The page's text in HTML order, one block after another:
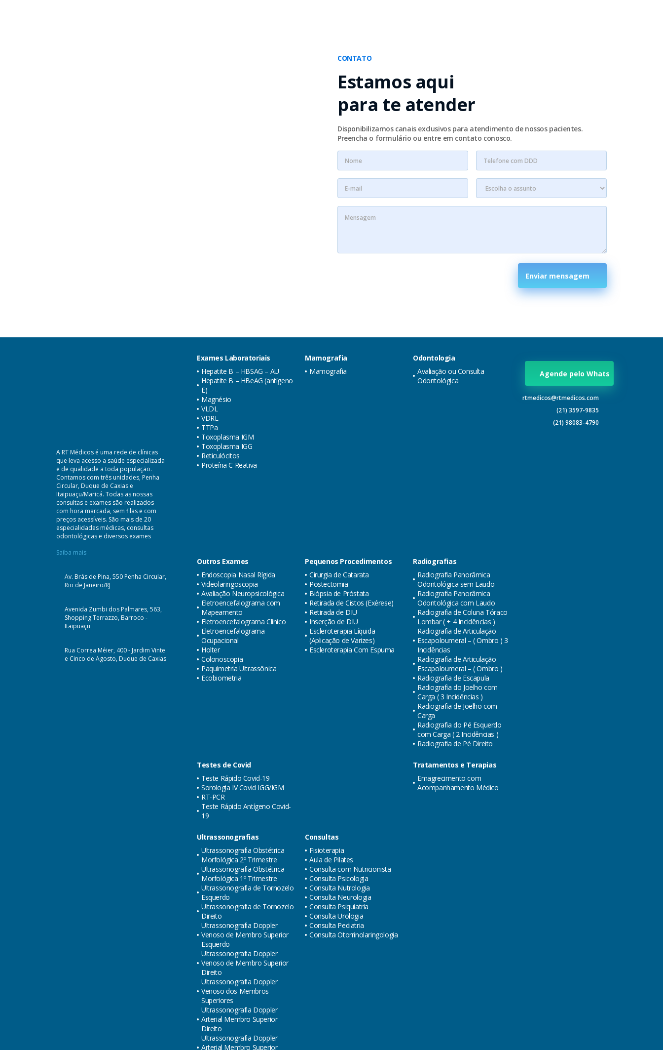
CONTATO
Estamos aqui
para te atender
Disponibilizamos canais exclusivos para atendimento de nossos pacientes.
Preencha o formulário ou entre em contato conosco.
Enviar mensagem
A RT Médicos é uma rede de clínicas
que leva acesso a saúde especializada
e de qualidade a toda população.
Contamos com três unidades, Penha
Circular, Duque de Caxias e
Itaipuaçu/Maricá. Todas as nossas
consultas e exames são realizados
com hora marcada, sem filas e com
preços acessíveis. São mais de 20
especialidades médicas, consultas
odontológicas e diversos exames
Saiba mais
Av. Brás de Pina, 550 Penha Circular,
Rio de Janeiro/RJ
Avenida Zumbi dos Palmares, 563,
Shopping Terrazzo, Barroco -
Itaipuaçu
Rua Correa Méier, 400 - Jardim Vinte
e Cinco de Agosto, Duque de Caxias
Exames Laboratoriais
Hepatite B – HBSAG – AU
Hepatite B – HBeAG (antígeno
E)
Magnésio
VLDL
VDRL
TTPa
Toxoplasma IGM
Toxoplasma IGG
Reticulócitos
Proteína C Reativa
Mamografia
Mamografia
Odontologia
Avaliação ou Consulta
Odontológica
Outros Exames
Endoscopia Nasal Rígida
Videolaringoscopia
Avaliação Neuropsicológica
Eletroencefalograma com
Mapeamento
Eletroencefalograma Clínico
Eletroencefalograma
Ocupacional
Holter
Colonoscopia
Paquimetria Ultrassônica
Ecobiometria
Pequenos Procedimentos
Cirurgia de Catarata
Postectomia
Biópsia de Próstata
Retirada de Cistos (Exérese)
Retirada de DIU
Inserção de DIU
Escleroterapia Líquida
(Aplicação de Varizes)
Escleroterapia Com Espuma
Radiografias
Radiografia Panorâmica
Odontológica sem Laudo
Radiografia Panorâmica
Odontológica com Laudo
Radiografia de Coluna Tóraco
Lombar ( + 4 Incidências )
Radiografia de Articulação
Escapoloumeral – ( Ombro ) 3
Incidências
Radiografia de Articulação
Escapoloumeral – ( Ombro )
Radiografia de Escapula
Radiografia do Joelho com
Carga ( 3 Incidências )
Radiografia de Joelho com
Carga
Radiografia do Pé Esquerdo
com Carga ( 2 Incidências )
Radiografia de Pé Direito
Testes de Covid
Teste Rápido Covid-19
Sorologia IV Covid IGG/IGM
RT-PCR
Teste Rápido Antígeno Covid-
19
Tratamentos e Terapias
Emagrecimento com
Acompanhamento Médico
Ultrassonografias
Ultrassonografia Obstétrica
Morfológica 2º Trimestre
Ultrassonografia Obstétrica
Morfológica 1º Trimestre
Ultrassonografia de Tornozelo
Esquerdo
Ultrassonografia de Tornozelo
Direito
Ultrassonografia Doppler
Venoso de Membro Superior
Esquerdo
Ultrassonografia Doppler
Venoso de Membro Superior
Direito
Ultrassonografia Doppler
Venoso dos Membros
Superiores
Ultrassonografia Doppler
Arterial Membro Superior
Direito
Ultrassonografia Doppler
Arterial Membro Superior
Consultas
Fisioterapia
Aula de Pilates
Consulta com Nutricionista
Consulta Psicologia
Consulta Nutrologia
Consulta Neurologia
Consulta Psiquiatria
Consulta Urologia
Consulta Pediatria
Consulta Otorrinolaringologia
Agende pelo Whats
rtmedicos@rtmedicos.com
(21) 3597-9835
(21) 98083-4790